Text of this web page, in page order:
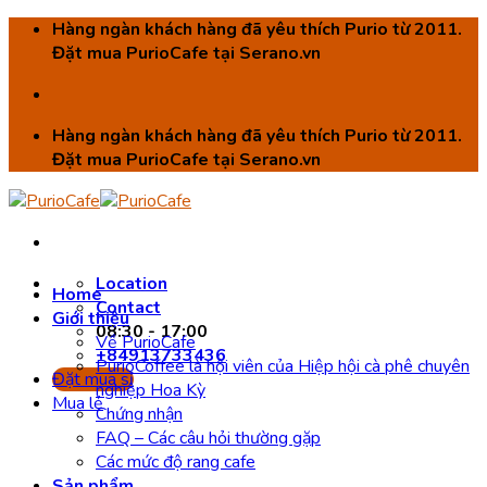
Skip Hàng ngàn khách hàng đã yêu thích Purio từ 2011.
Đặt mua PurioCafe tại Serano.vn
Hàng ngàn khách hàng đã yêu thích Purio từ 2011.
Đặt mua PurioCafe tại Serano.vn
Location
Contact
08:30 - 17:00
+84913733436
Đặt mua sỉ
Mua lẻ
Home
Giới thiệu
Về PurioCafe
PurioCoffee là hội viên của Hiệp hội cà phê chuyên
nghiệp Hoa Kỳ
Chứng nhận
FAQ – Các câu hỏi thường gặp
Các mức độ rang cafe